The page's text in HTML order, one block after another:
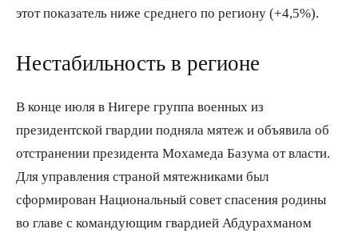
этот показатель ниже среднего по региону (+4,5%).
Нестабильность в регионе
В конце июля в Нигере группа военных из
президентской гвардии подняла мятеж и объявила об
отстранении президента Мохамеда Базума от власти.
Для управления страной мятежниками был
сформирован Национальный совет спасения родины
во главе с командующим гвардией Абдурахманом